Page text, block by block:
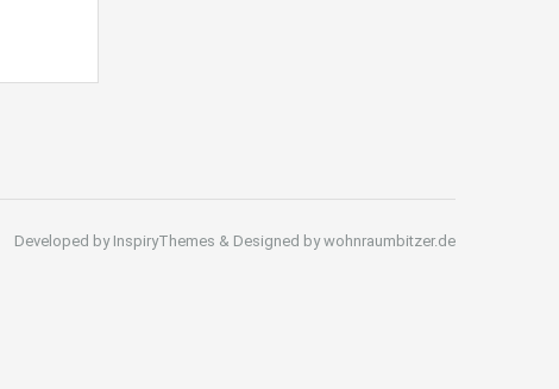
Developed by InspiryThemes & Designed by wohnraumbitzer.de